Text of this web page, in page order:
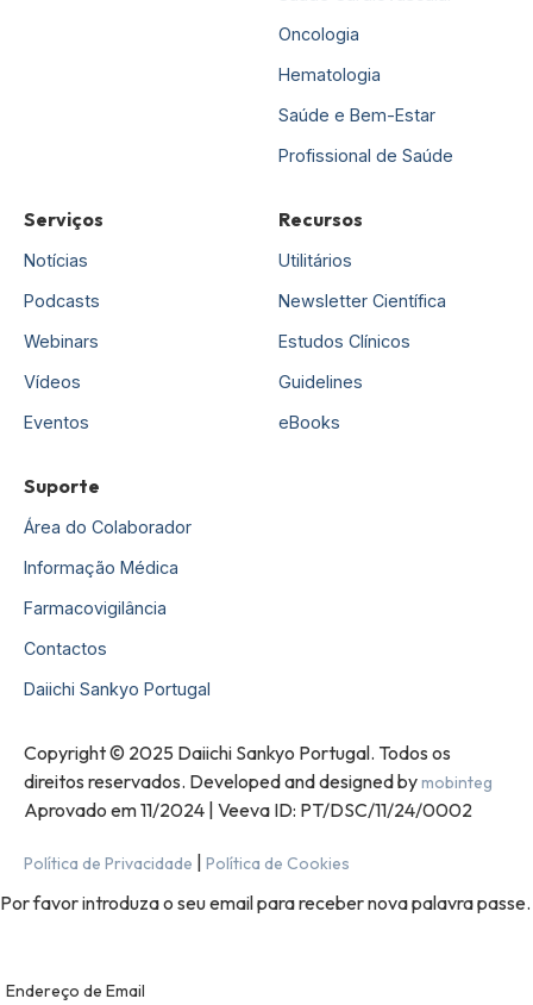
Oncologia
Hematologia
Saúde e Bem-Estar
Profissional de Saúde
Serviços
Notícias
Podcasts
Webinars
Vídeos
Eventos
Recursos
Utilitários
Newsletter Científica
Estudos Clínicos
Guidelines
eBooks
Suporte
Área do Colaborador
Informação Médica
Farmacovigilância
Contactos
Daiichi Sankyo Portugal
Copyright © 2025 Daiichi Sankyo Portugal. Todos os
direitos reservados. Developed and designed bymobinteg
Aprovado em 11/2024 | Veeva ID: PT/DSC/11/24/0002
Política de Privacidade | Política de Cookies
Por favor introduza o seu email para receber nova palavra passe.
Endereço de Email